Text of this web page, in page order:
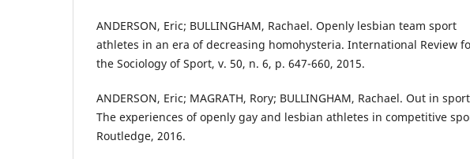
ANDERSON, Eric; BULLINGHAM, Rachael. Openly lesbian team sport
athletes in an era of decreasing homohysteria. International Review
the Sociology of Sport, v. 50, n. 6, p. 647-660, 2015.
ANDERSON, Eric; MAGRATH, Rory; BULLINGHAM, Rachael. Out in
The experiences of openly gay and lesbian athletes in competitive
Routledge, 2016.